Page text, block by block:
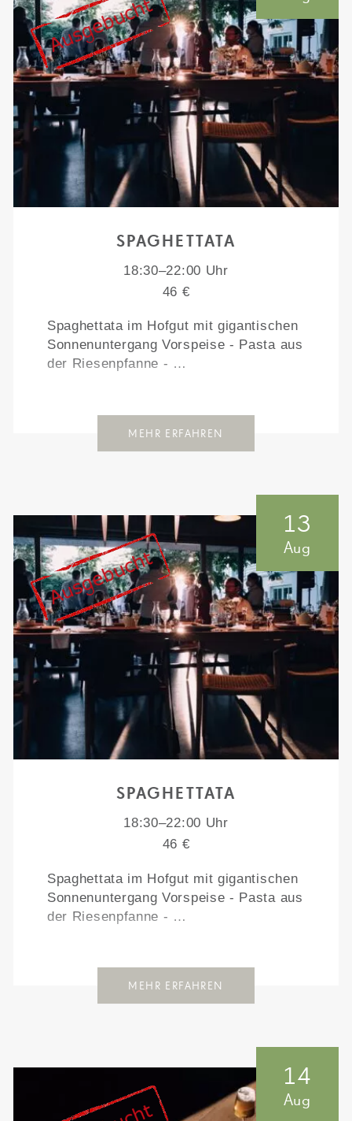
SPAGHETTATA
18:30–22:00 Uhr
46 €
Spaghettata im Hofgut mit gigantischen
Sonnenuntergang Vorspeise - Pasta aus
der Riesenpfanne - …
MEHR ERFAHREN
13
Aug
SPAGHETTATA
18:30–22:00 Uhr
46 €
Spaghettata im Hofgut mit gigantischen
Sonnenuntergang Vorspeise - Pasta aus
der Riesenpfanne - …
MEHR ERFAHREN
14
Aug